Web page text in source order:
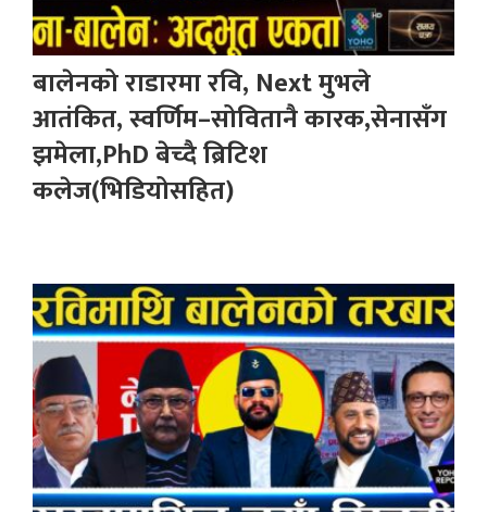
बालेनको राडारमा रवि, Next मुभले
आतंकित, स्वर्णिम–सोवितानै कारक,सेनासँग
झमेला,PhD बेच्दै ब्रिटिश
कलेज(भिडियोसहित)